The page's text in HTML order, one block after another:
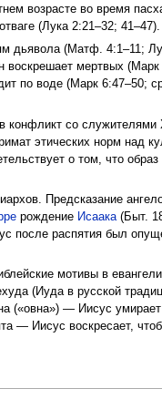
возрасте во время
(Лука 2:21–32; 41–47).
дьявола (Матф. 4:1–11;
воскрешает мертвых
по воде (Марк 6:47–50;
конфликт со
этических норм над
о том, что
Предсказание
рождение Исаака(Быт.
после распятия был
мотивы в
(Иуда в русской
(«овна») — Иисус
— Иисус воскресает,